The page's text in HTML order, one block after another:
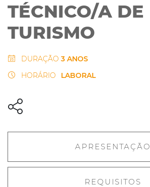
TÉCNICO/A DE
TURISMO
DURAÇÃO 3 ANOS
HORÁRIO
LABORAL
APRESENTAÇÃO
REQUISITOS